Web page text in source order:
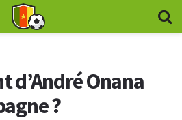
d’André Onana
?